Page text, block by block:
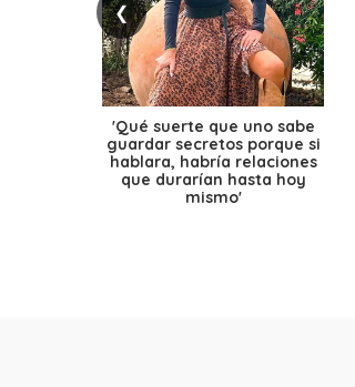
❮
'Qué suerte que uno sabe
guardar secretos porque si
hablara, habría relaciones
que durarían hasta hoy
mismo'